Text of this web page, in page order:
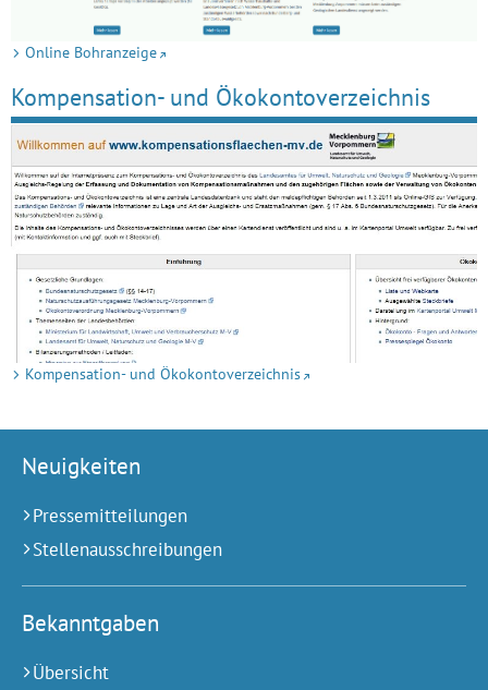
Online Bohranzeige
Kompensation- und Ökokontoverzeichnis
Kompensation- und Ökokontoverzeichnis
Neuigkeiten
Pressemitteilungen
Stellenausschreibungen
Bekanntgaben
Übersicht